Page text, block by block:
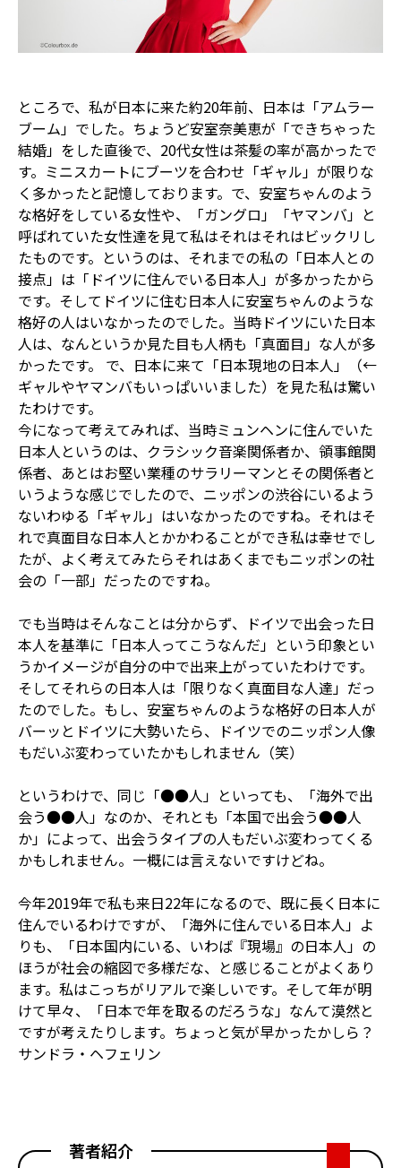
ところで、私が日本に来た約20年前、日本は「アムラー
ブーム」でした。ちょうど安室奈美恵が「できちゃった
結婚」をした直後で、20代女性は茶髪の率が高かったで
す。ミニスカートにブーツを合わせ「ギャル」が限りな
く多かったと記憶しております。で、安室ちゃんのよう
な格好をしている女性や、「ガングロ」「ヤマンバ」と
呼ばれていた女性達を見て私はそれはそれはビックリし
たものです。というのは、それまでの私の「日本人との
接点」は「ドイツに住んでいる日本人」が多かったから
です。そしてドイツに住む日本人に安室ちゃんのような
格好の人はいなかったのでした。当時ドイツにいた日本
人は、なんというか見た目も人柄も「真面目」な人が多
かったです。 で、日本に来て「日本現地の日本人」（←
ギャルやヤマンバもいっぱいいました）を見た私は驚い
たわけです。
今になって考えてみれば、当時ミュンヘンに住んでいた
日本人というのは、クラシック音楽関係者か、領事館関
係者、あとはお堅い業種のサラリーマンとその関係者と
いうような感じでしたので、ニッポンの渋谷にいるよう
ないわゆる「ギャル」はいなかったのですね。それはそ
れで真面目な日本人とかかわることができ私は幸せでし
たが、よく考えてみたらそれはあくまでもニッポンの社
会の「一部」だったのですね。
でも当時はそんなことは分からず、ドイツで出会った日
本人を基準に「日本人ってこうなんだ」という印象とい
うかイメージが自分の中で出来上がっていたわけです。
そしてそれらの日本人は「限りなく真面目な人達」だっ
たのでした。もし、安室ちゃんのような格好の日本人が
バーッとドイツに大勢いたら、ドイツでのニッポン人像
もだいぶ変わっていたかもしれません（笑）
というわけで、同じ「●●人」といっても、「海外で出
会う●●人」なのか、それとも「本国で出会う●●人
か」によって、出会うタイプの人もだいぶ変わってくる
かもしれません。一概には言えないですけどね。
今年2019年で私も来日22年になるので、既に長く日本に
住んでいるわけですが、「海外に住んでいる日本人」よ
りも、「日本国内にいる、いわば『現場』の日本人」の
ほうが社会の縮図で多様だな、と感じることがよくあり
ます。私はこっちがリアルで楽しいです。そして年が明
けて早々、「日本で年を取るのだろうな」なんて漠然と
ですが考えたりします。ちょっと気が早かったかしら？
サンドラ・ヘフェリン
著者紹介